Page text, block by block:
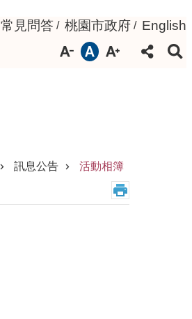
常見問答 桃園市政府 English
訊息公告 活動相簿